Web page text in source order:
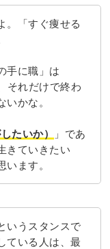
。「すぐ痩せる
手に職」は
それだけで終わ
いかな。
たいか）
」であ
きていきたい
ます。
いうスタンスで
ている人は、最